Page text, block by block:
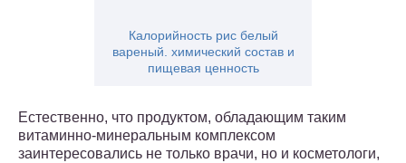
Калорийность рис белый
вареный. химический состав и
пищевая ценность
Естественно, что продуктом, обладающим таким
витаминно-минеральным комплексом
заинтересовались не только врачи, но и косметологи,